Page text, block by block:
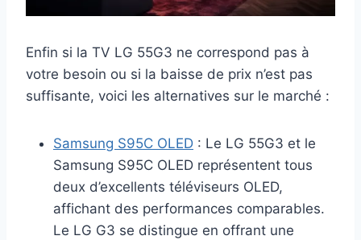
Enfin si la TV LG 55G3 ne correspond pas à
votre besoin ou si la baisse de prix n’est pas
suffisante, voici les alternatives sur le marché :
Samsung S95C OLED : Le LG 55G3 et le
Samsung S95C OLED représentent tous
deux d’excellents téléviseurs OLED,
affichant des performances comparables.
Le LG G3 se distingue en offrant une